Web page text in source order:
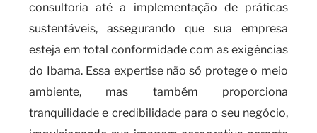
consultoria até a implementação de práticas
sustentáveis, assegurando que sua empresa
esteja em total conformidade com as exigências
do Ibama. Essa expertise não só protege o meio
ambiente, mas também proporciona
tranquilidade e credibilidade para o seu negócio,